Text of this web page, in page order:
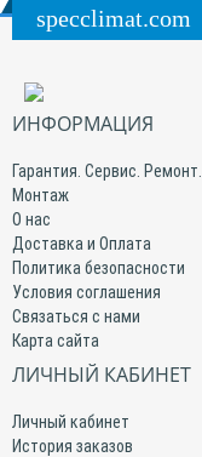
specclimat.com
ИНФОРМАЦИЯ
Гарантия. Сервис. Ремонт.
Монтаж
О нас
Доставка и Оплата
Политика безопасности
Условия соглашения
Связаться с нами
Карта сайта
ЛИЧНЫЙ КАБИНЕТ
Личный кабинет
История заказов